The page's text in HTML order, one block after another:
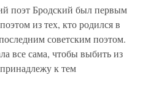
поэт Бродский был первым
из тех, кто родился в
советским поэтом.
все сама, чтобы выбить из
к тем